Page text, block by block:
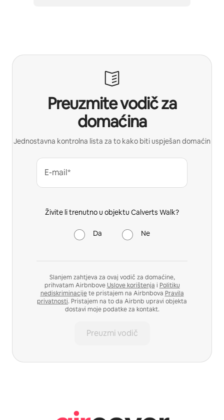
Preuzmite vodič za
domaćina
Jednostavna kontrolna lista za to kako biti uspješan domaćin
E-mail*
Živite li trenutno u objektu Calverts Walk?
Da Ne
Slanjem zahtjeva za ovaj vodič za domaćine,
prihvatam AirbnboveUslove korištenja i Politiku
nediskriminacijete pristajem na Airbnbova Pravila
privatnosti. Pristajem na to da Airbnb upravi objekta
dostavi moje podatke za kontakt.
Preuzmi vodič